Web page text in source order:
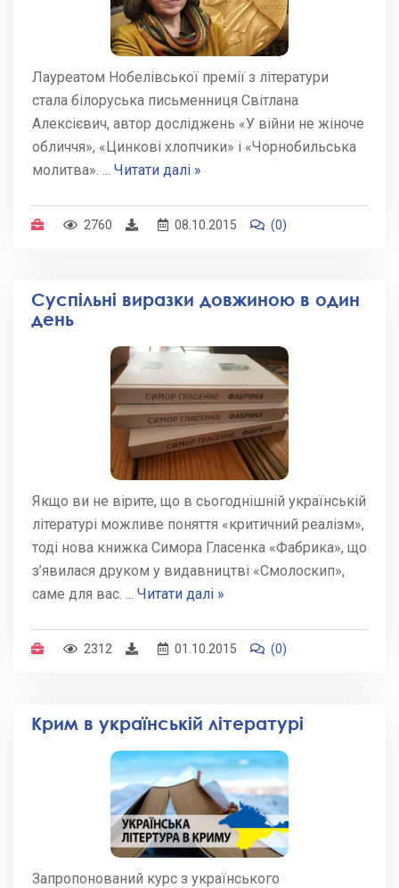
Лауреатом Нобелівської премії з літератури
стала білоруська письменниця Світлана
Алексієвич, автор досліджень «У війни не жіноче
обличчя», «Цинкові хлопчики» і «Чорнобильська
молитва».
Читати далі »
2760 08.10.2015 (0)
Суспільні виразки довжиною в один
день
Якщо ви не вірите, що в сьогоднішній українській
літературі можливе поняття «критичний реалізм»,
тоді нова книжка Симора Гласенка «Фабрика», що
з’явилася друком у видавництві «Смолоскип»,
саме для вас.
Читати далі »
2312 01.10.2015 (0)
Крим в українській літературі
Запропонований курс з українського